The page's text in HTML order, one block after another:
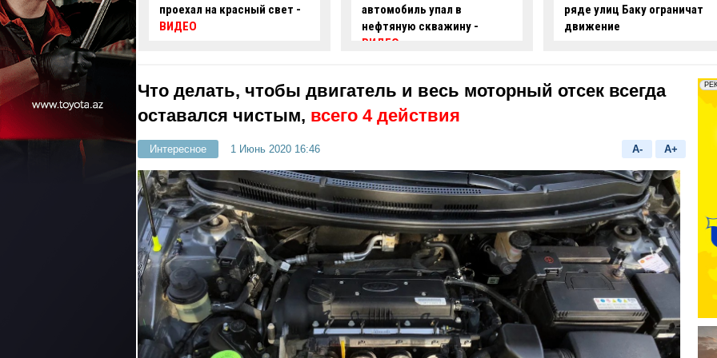
на красный свет -
автомобиль упал в
нефтяную скважину -
ряде улиц Баку ограничат
движение
опасные действия за рулем
-ВИДЕО
Что делать, чтобы двигатель и весь моторный отсек всегда
оставался чистым, всего 4 действия
Интересное 1 Июнь 2020 16:46 A- A+